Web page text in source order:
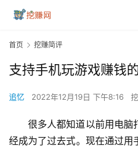
首页 挖赚简评
支持手机玩游戏赚钱
追忆 2022年12月19日 下午8:16
很多人都知道以前用电脑
经成为了过去式。现在通过